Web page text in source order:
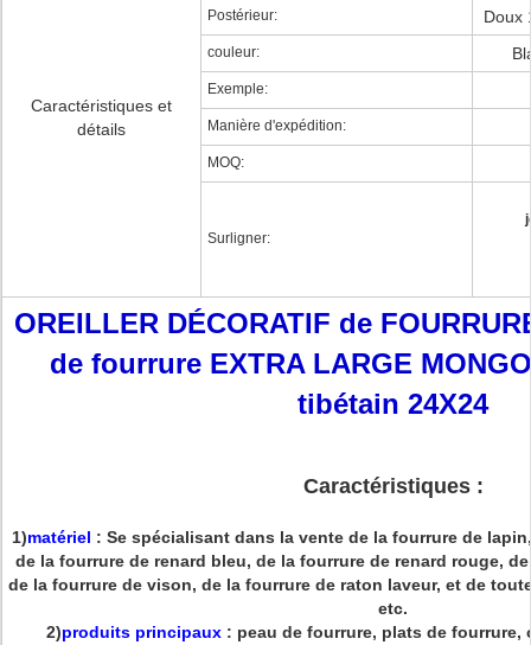
Caractéristiques et
détails
Postérieur: Doux
couleur:
Exemple:
Manière d'expédition:
MOQ:
Surligner:
OREILLER DÉCORATIF de
de fourrure EXTRA LARGE
tibétain 24X24
Caractéristiques :
1)matériel : Se spécialisant dans la vente de la fourrure de
de la fourrure de renard bleu, de la fourrure de renard rouge,
de la fourrure de vison, de la fourrure de raton laveur, et de
etc.
2)produits principaux : peau de fourrure, plats de fourrure,